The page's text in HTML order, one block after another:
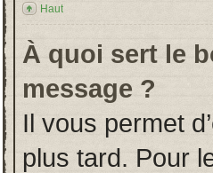
Haut
À quoi sert le
message ?
Il vous permet
plus tard. Pour